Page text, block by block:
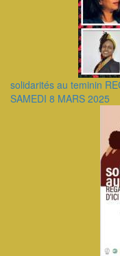
solidarités au teminin
SAMEDI 8 MARS 2025